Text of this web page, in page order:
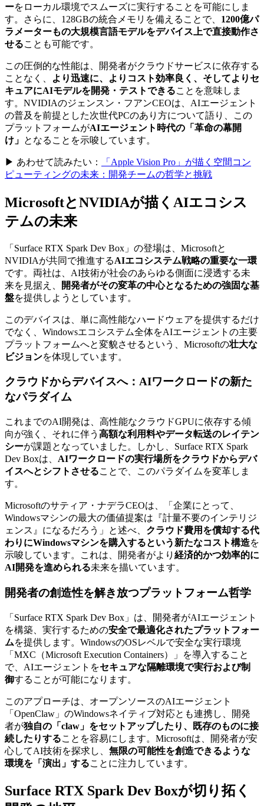
ーをローカル環境でスムーズに実行することを可能にしま
す。さらに、128GBの統合メモリを備えることで、 1200億パ
ラメーターもの大規模言語モデルをデバイス上で直接動作さ
せることも可能です。
この圧倒的な性能は、開発者がクラウドサービスに依存する
ことなく、
より迅速に、よりコスト効率良く、そしてよりセ
キュアにAIモデルを開発・テストできることを意味しま
す。NVIDIAのジェンスン・フアンCEOは、AIエージェント
の普及を前提とした次世代PCのあり方について語り、この
プラットフォームがAIエージェント時代の「革命の幕開
け」 となることを示唆しています。
▶ あわせて読みたい：
「Apple Vision Pro」が描く空間コン
ピューティングの未来：開発チームの哲学と挑戦
MicrosoftとNVIDIAが描くAIエコシス
テムの未来
「Surface RTX Spark Dev Box」の登場は、Microsoftと
NVIDIAが共同で推進するAIエコシステム戦略の重要な一環
です。両社は、AI技術が社会のあらゆる側面に浸透する未
来を見据え、
開発者がその変革の中心となるための強固な基
盤を提供しようとしています。
このデバイスは、単に高性能なハードウェアを提供するだけ
でなく、Windowsエコシステム全体をAIエージェントの主要
プラットフォームへと変貌させるという、Microsoftの壮大な
ビジョンを体現しています。
クラウドからデバイスへ：AIワークロードの新た
なパラダイム
これまでのAI開発は、高性能なクラウドGPUに依存する傾
向が強く、それに伴う 高額な利用料やデータ転送のレイテン
シーが課題となっていました。しかし、Surface RTX Spark
Dev Boxは、 AIワークロードの実行場所をクラウドからデバ
イスへとシフトさせることで、このパラダイムを変革しま
す。
Microsoftのサティア・ナデラCEOは、「企業にとって、
Windowsマシンの最大の価値提案は『計量不要のインテリジ
ェンス』になるだろう」と述べ、 クラウド費用を償却する代
わりにWindowsマシンを購入するという新たなコスト構造を
示唆しています。これは、開発者がより 経済的かつ効率的に
AI開発を進められる未来を描いています。
開発者の創造性を解き放つプラットフォーム哲学
「Surface RTX Spark Dev Box」は、開発者がAIエージェント
を構築、実行するための安全で最適化されたプラットフォー
ムを提供します。WindowsのOSレベルで安全な実行環境
「MXC（Microsoft Execution Containers）」を導入すること
で、AIエージェントをセキュアな隔離環境で実行および制
御することが可能になります。
このアプローチは、オープンソースのAIエージェント
「OpenClaw」のWindowsネイティブ対応とも連携し、開発
者が独自の「claw」をセットアップしたり、既存のものに接
続したりすることを容易にします。Microsoftは、開発者が安
心してAI技術を探求し、 無限の可能性を創造できるような
環境を「演出」することに注力しています。
Surface RTX Spark Dev Boxが切り拓く